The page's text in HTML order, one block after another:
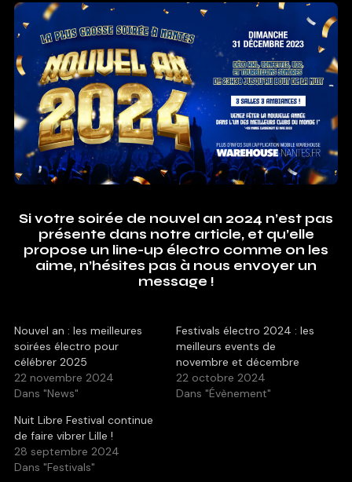
Si votre soirée de nouvel an 2024 n’est pas
présente dans notre article, et qu’elle
propose un line-up électro comme on les
aime, n’hésites pas à nous envoyer un
message !
Nouvel an : les meilleures
soirées électro pour
célébrer 2025
22 novembre 2024
Dans "News"
Festivals électro 2024 : les
meilleurs events de
novembre et décembre
22 octobre 2024
Dans "Évènement"
Nuit Libre Festival continue
de faire vibrer Lille !
28 septembre 2024
Dans "Festivals"